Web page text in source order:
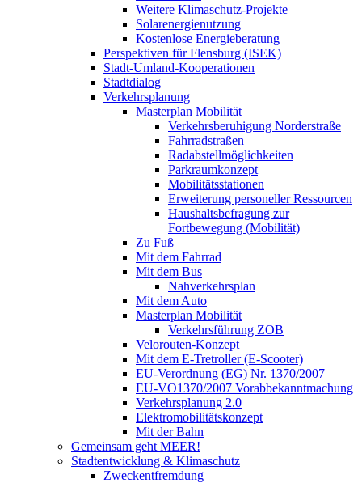
Weitere Klimaschutz-Projekte
Solarenergienutzung
Kostenlose Energieberatung
Perspektiven für Flensburg (ISEK)
Stadt-Umland-Kooperationen
Stadtdialog
Verkehrsplanung
Masterplan Mobilität
Verkehrsberuhigung Norderstraße
Fahrradstraßen
Radabstellmöglichkeiten
Parkraumkonzept
Mobilitätsstationen
Erweiterung personeller Ressourcen
Haushaltsbefragung zur
Fortbewegung (Mobilität)
Zu Fuß
Mit dem Fahrrad
Mit dem Bus
Nahverkehrsplan
Mit dem Auto
Masterplan Mobilität
Verkehrsführung ZOB
Velorouten-Konzept
Mit dem E-Tretroller (E-Scooter)
EU-Verordnung (EG) Nr. 1370/2007
EU-VO1370/2007 Vorabbekanntmachung
Verkehrsplanung 2.0
Elektromobilitätskonzept
Mit der Bahn
Gemeinsam geht MEER!
Stadtentwicklung & Klimaschutz
Zweckentfremdung